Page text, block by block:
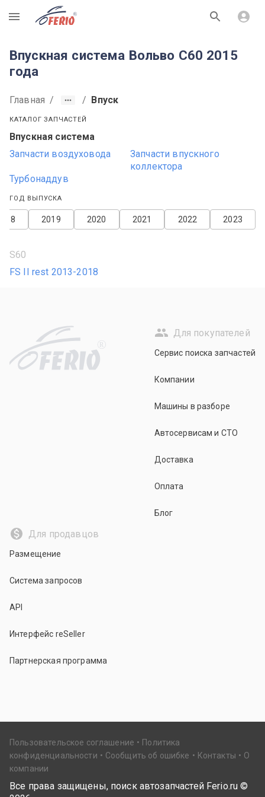
R
Впускная система Вольво С60 2015
года
Главная / / Впуск
КАТАЛОГ ЗАПЧАСТЕЙ
Впускная система
Запчасти воздуховода
Запчасти впускного
коллектора
Турбонаддув
ГОД ВЫПУСКА
2023
2022
2021
2020
2019
S60
FS II rest 2013-2018
R
Для покупателей
Сервис поиска запчастей
Компании
Машины в разборе
Автосервисам и СТО
Доставка
Оплата
Блог
Для продавцов
Размещение
Система запросов
API
Интерфейс reSeller
Партнерская программа
Пользовательское соглашение
Политика
конфиденциальности
Сообщить об ошибке Контакты
О
компании
Все права защищены, поиск автозапчастей Ferio.ru ©